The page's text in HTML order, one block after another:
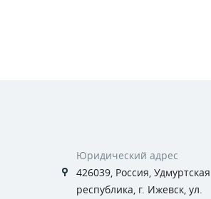
Юридический адрес
426039, Россия, Удмуртская
республика, г. Ижевск, ул.